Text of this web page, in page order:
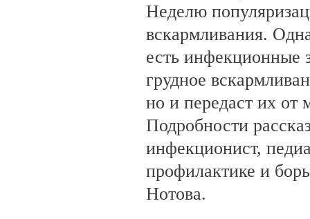
Неделю
вскармливания.
есть инфекционные
грудное
но и передаст их от
Подробности
инфекционист,
профилактике и
Нотова.